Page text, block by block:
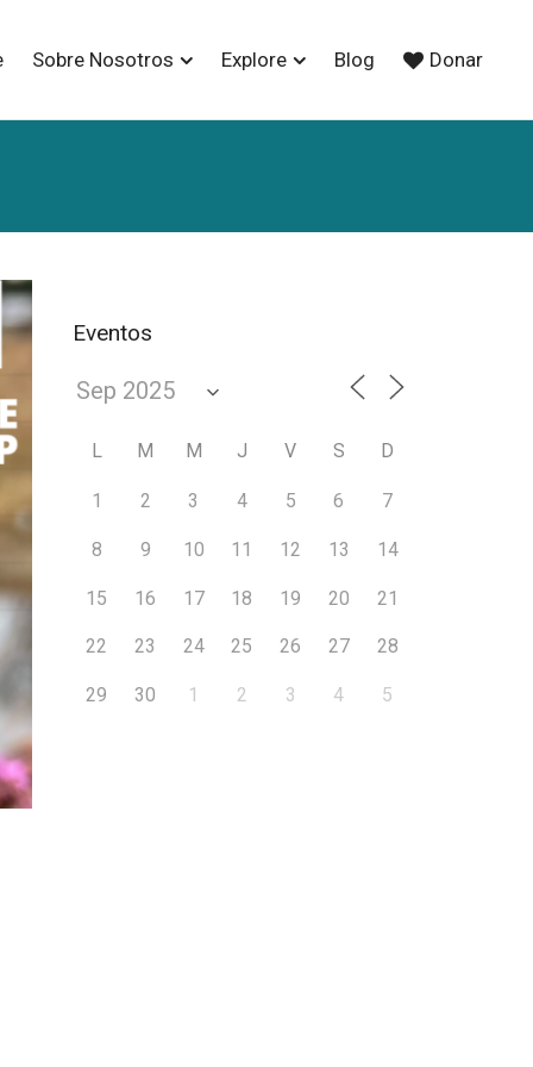
Sobre Nosotros Explore Blog Donar
Eventos
L M M J V S D
1 2 3 4 5 6 7
8 9 10 11 12 13 14
15 16 17 18 19 20 21
22 23 24 25 26 27 28
29 30 1 2 3 4 5